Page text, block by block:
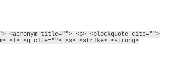
title=""> <b> <blockquote cite="">
<i> <q cite=""> <s> <strike> <strong>